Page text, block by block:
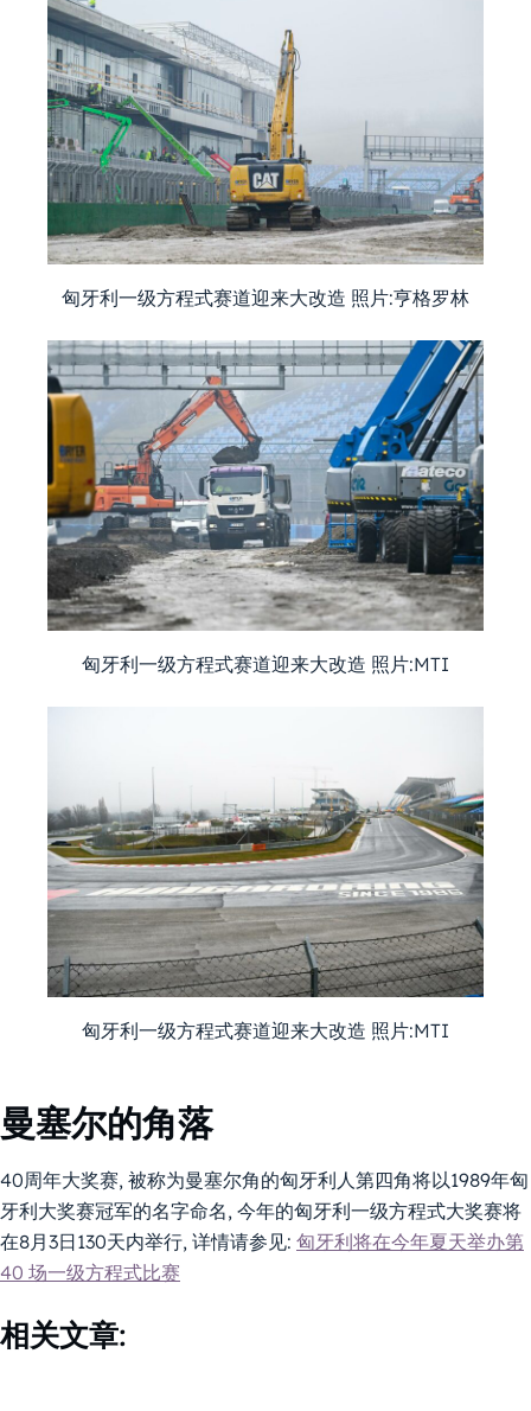
匈牙利一级方程式赛道迎来大改造 照片:亨格罗林
匈牙利一级方程式赛道迎来大改造 照片:MTI
匈牙利一级方程式赛道迎来大改造 照片:MTI
曼塞尔的角落
40周年大奖赛, 被称为曼塞尔角的匈牙利人第四角将以1989年匈
牙利大奖赛冠军的名字命名, 今年的匈牙利一级方程式大奖赛将
在8月3日130天内举行, 详情请参见: 匈牙利将在今年夏天举办第
40 场一级方程式比赛
相关文章: